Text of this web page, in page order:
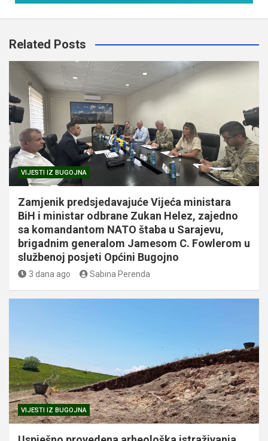
Related Posts
VIJESTI IZ BUGOJNA
Zamjenik predsjedavajuće Vijeća ministara
BiH i ministar odbrane Zukan Helez, zajedno
sa komandantom NATO štaba u Sarajevu,
brigadnim generalom Jamesom C. Fowlerom u
službenoj posjeti Općini Bugojno
3 dana ago Sabina Perenda
VIJESTI IZ BUGOJNA